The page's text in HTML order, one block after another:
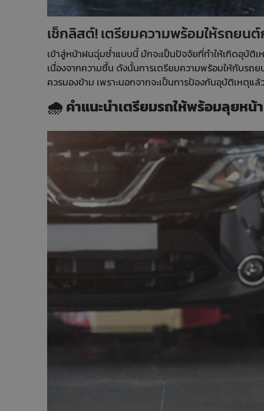
เช็กลิสต์! เตรียมความพร้อมให้รถยน
เข้าสู่หน้าฝนฉุ่มช่ำแบบนี้ มักจะเป็นปัจจัยที่ทำให้เกิดอุบั
เนื่องจากความชื้น ดังนั้นการเตรียมความพร้อมให้กับร
ควรมองข้าม เพราะนอกจากจะเป็นการป้องกันอุบัติเหตุ
🌧 คำแนะนำเตรียมรถให้พร้อมลุยห